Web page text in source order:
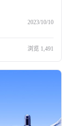
2023/10/10
浏览 1,491